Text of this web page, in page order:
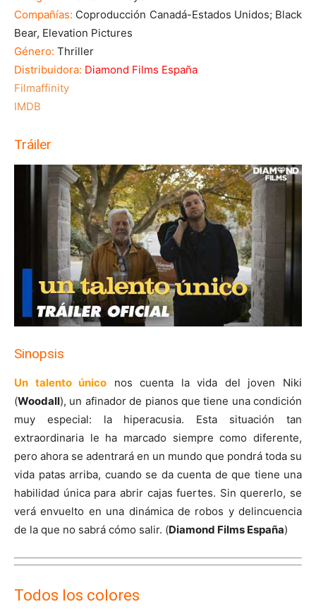
Compañías: Coproducción Canadá-Estados Unidos; Black
Bear, Elevation Pictures
Género: Thriller
Distribuidora: Diamond Films España
Filmaffinity
IMDB
Tráiler
Sinopsis
Un talento único nos cuenta la vida del joven Niki
(Woodall), un afinador de pianos que tiene una condición
muy especial: la hiperacusia. Esta situación tan
extraordinaria le ha marcado siempre como diferente,
pero ahora se adentrará en un mundo que pondrá toda su
vida patas arriba, cuando se da cuenta de que tiene una
habilidad única para abrir cajas fuertes. Sin quererlo, se
verá envuelto en una dinámica de robos y delincuencia
de la que no sabrá cómo salir. (Diamond Films España)
Todos los colores